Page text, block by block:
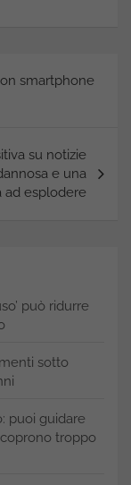
smartphone
su notizie
e una
ad esplodere
può ridurre
sotto
puoi guidare
troppo